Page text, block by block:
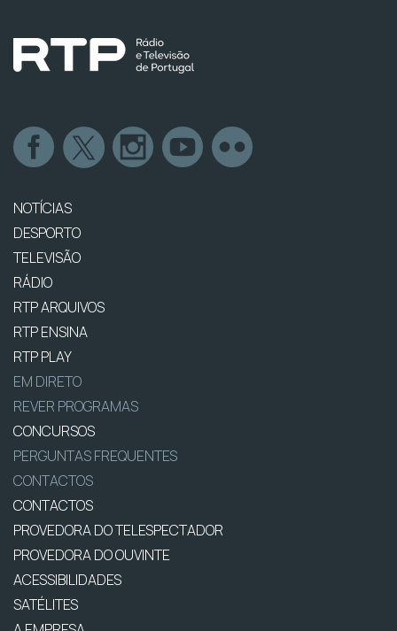
NOTÍCIAS
DESPORTO
TELEVISÃO
RÁDIO
RTP ARQUIVOS
RTP ENSINA
RTP PLAY
EM DIRETO
REVER PROGRAMAS
CONCURSOS
PERGUNTAS FREQUENTES
CONTACTOS
CONTACTOS
PROVEDORA DO TELESPECTADOR
PROVEDORA DO OUVINTE
ACESSIBILIDADES
SATÉLITES